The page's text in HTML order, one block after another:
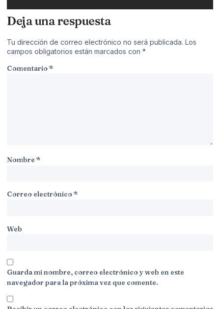
Deja una respuesta
Tu dirección de correo electrónico no será publicada. Los
campos obligatorios están marcados con *
Comentario*
Nombre*
Correo electrónico*
Web
Guarda mi nombre, correo electrónico y web en este
navegador para la próxima vez que comente.